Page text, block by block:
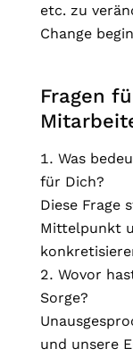
etc. zu
Change
Fragen
Was
für Dich?
Diese Frage
Mittelpunkt
Wovor
Sorge?
und unsere